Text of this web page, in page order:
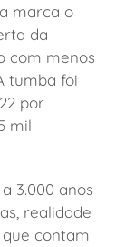
marca o
da
com menos
tumba foi
por
mil
3.000 anos
realidade
contam